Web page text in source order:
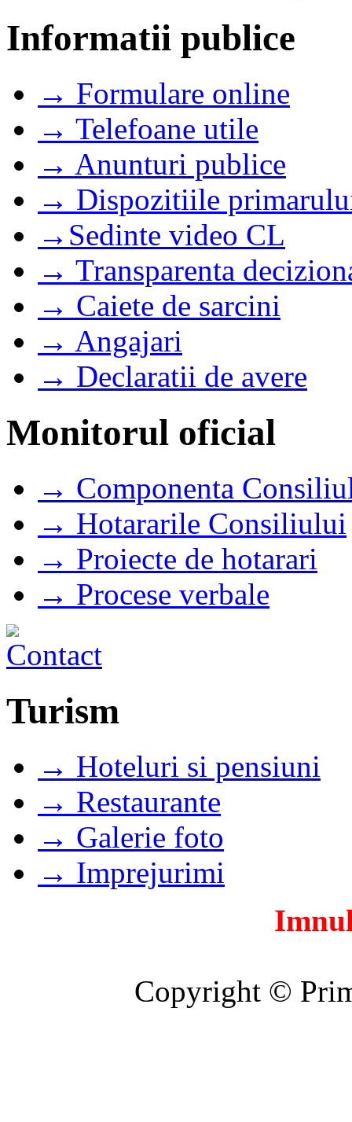
Informatii publice
→ Formulare online
→ Telefoane utile
→ Anunturi publice
→ Dispozitiile
→Sedinte video CL
→ Transparenta
→ Caiete de sarcini
→ Angajari
→ Declaratii de avere
Monitorul oficial
→ Componenta
→ Hotararile Consiliului
→ Proiecte de hotarari
→ Procese verbale
Turism
→ Hoteluri si pensiuni
→ Restaurante
→ Galerie foto
→ Imprejurimi
Copyright ©